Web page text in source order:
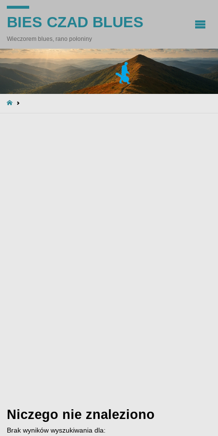
BIES CZAD BLUES
Wieczorem blues, rano połoniny
STRONA
Niczego nie znaleziono
Brak wyników wyszukiwania dla: